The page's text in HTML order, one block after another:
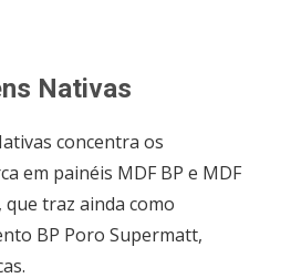
Nativas
concentra os
em painéis MDF BP e MDF
que traz ainda como
BP Poro Supermatt,